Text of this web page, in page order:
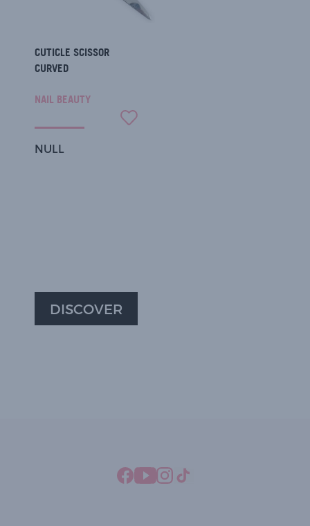
CUTICLE SCISSOR
CURVED
NAIL BEAUTY
NULL
DISCOVER